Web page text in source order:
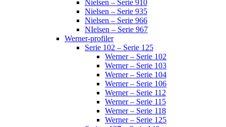
Nielsen – Serie 910
Nielsen – Serie 935
Nielsen – Serie 966
NIelsen – Serie 967
Werner-profiler
Serie 102 – Serie 125
Werner – Serie 102
Werner – Serie 103
Werner – Serie 104
Werner – Serie 106
Werner – Serie 112
Werner – Serie 115
Werner – Serie 118
Werner – Serie 125